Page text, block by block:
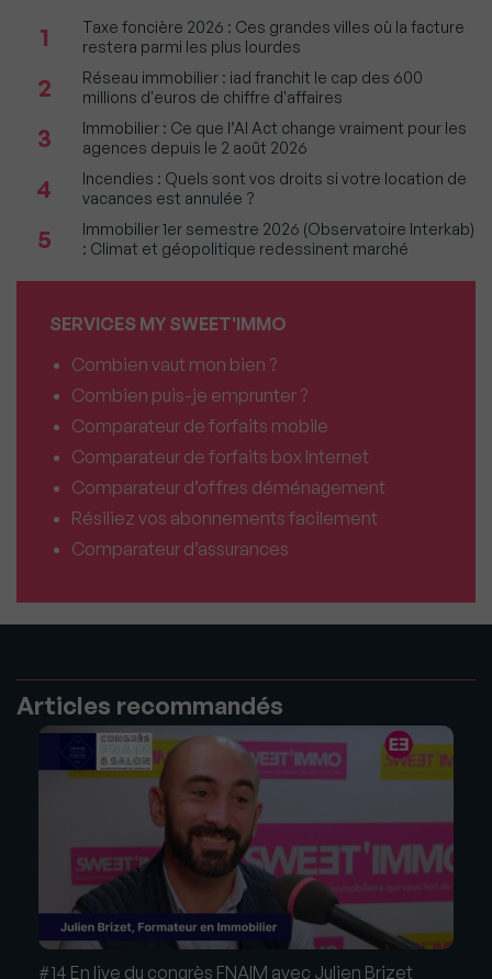
1
Taxe foncière 2026 : Ces grandes villes où la facture
restera parmi les plus lourdes
2
Réseau immobilier : iad franchit le cap des 600
millions d'euros de chiffre d'affaires
3
Immobilier : Ce que l’AI Act change vraiment pour les
agences depuis le 2 août 2026
4
Incendies : Quels sont vos droits si votre location de
vacances est annulée ?
5
Immobilier 1er semestre 2026 (Observatoire Interkab)
: Climat et géopolitique redessinent marché
SERVICES MY SWEET'IMMO
Combien vaut mon bien ?
Combien puis-je emprunter ?
Comparateur de forfaits mobile
Comparateur de forfaits box Internet
Comparateur d’offres déménagement
Résiliez vos abonnements facilement
Comparateur d’assurances
Articles recommandés
#14 En live du congrès FNAIM avec Julien Brizet